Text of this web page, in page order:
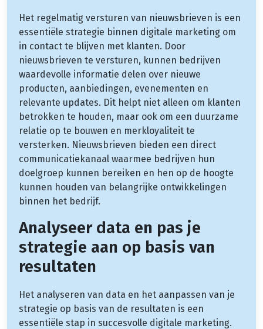
Het regelmatig versturen van nieuwsbrieven is een
essentiële strategie binnen digitale marketing om
in contact te blijven met klanten. Door
nieuwsbrieven te versturen, kunnen bedrijven
waardevolle informatie delen over nieuwe
producten, aanbiedingen, evenementen en
relevante updates. Dit helpt niet alleen om klanten
betrokken te houden, maar ook om een duurzame
relatie op te bouwen en merkloyaliteit te
versterken. Nieuwsbrieven bieden een direct
communicatiekanaal waarmee bedrijven hun
doelgroep kunnen bereiken en hen op de hoogte
kunnen houden van belangrijke ontwikkelingen
binnen het bedrijf.
Analyseer data en pas je
strategie aan op basis van
resultaten
Het analyseren van data en het aanpassen van je
strategie op basis van de resultaten is een
essentiële stap in succesvolle digitale marketing.